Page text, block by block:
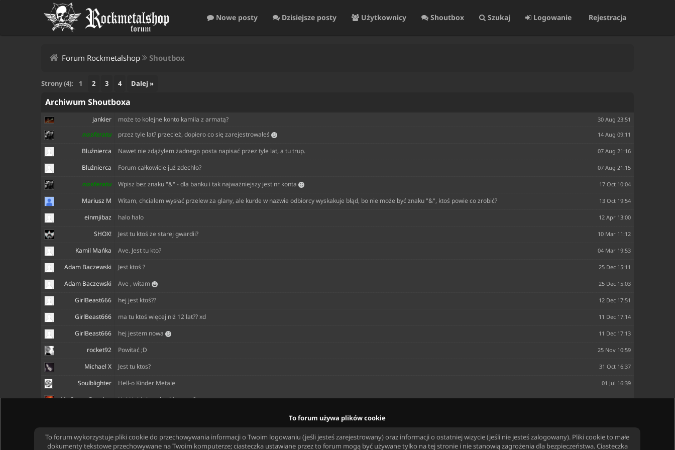
Nowe posty Dzisiejsze posty Użytkownicy Shoutbox Szukaj Logowanie Rejestracja
Forum Rockmetalshop Shoutbox
Strony (4): 1 2 3 4 Dalej »
Archiwum Shoutboxa
jankier może to kolejne konto kamila z armatą? 30 Aug 23:51
nosferatu przez tyle lat? przecież, dopiero co się zarejestrowałeś 14 Aug 09:11
Bluźnierca Nawet nie zdążyłem żadnego posta napisać przez tyle lat, a tu trup. 07 Aug 21:16
Bluźnierca Forum całkowicie już zdechło? 07 Aug 21:15
nosferatu Wpisz bez znaku "&" - dla banku i tak najważniejszy jest nr konta 17 Oct 10:04
Mariusz M Witam, chciałem wysłać przelew za glany, ale kurde w nazwie odbiorcy wyskakuje błąd, bo nie może być znaku "&", ktoś powie co zrobić? 13 Oct 19:54
einmjibaz halo halo 12 Apr 13:00
SHOX! Jest tu ktoś ze starej gwardii? 10 Mar 11:12
Kamil Mańka Ave. Jest tu kto? 04 Mar 19:53
Adam Baczewski Jest ktoś ? 25 Dec 15:11
Adam Baczewski Ave , witam 25 Dec 15:03
GirlBeast666 hej jest ktoś?? 12 Dec 17:51
GirlBeast666 ma tu ktoś więcej niż 12 lat?? xd 11 Dec 17:14
GirlBeast666 hej jestem nowa 11 Dec 17:13
rocket92 Powitać ;D 25 Nov 10:59
Michael X Jest tu ktos? 31 Oct 16:37
Soulblighter Hell-o Kinder Metale 01 Jul 16:39
Mr. Storm Breaker Hej Hej żyje tu ktoś jeszcze? 22 Jun 12:52
http://olx.pl/oferty/uzytkownik/29Csf/
xOgorak666 Siema 23 Mar 10:17
To forum używa plików cookie
To forum wykorzystuje pliki cookie do przechowywania informacji o Twoim logowaniu (jeśli jesteś zarejestrowany) oraz informacji o ostatniej wizycie (jeśli nie jesteś zalogowany). Pliki cookie to małe
dokumenty tekstowe przechowywane na Twoim komputerze; ciasteczka ustawiane przez to forum mogą być używane tylko na tej stronie i nie stanowią zagrożenia dla bezpieczeństwa. Ciasteczka